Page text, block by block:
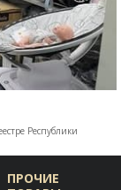
Республики
ПРОЧИЕ